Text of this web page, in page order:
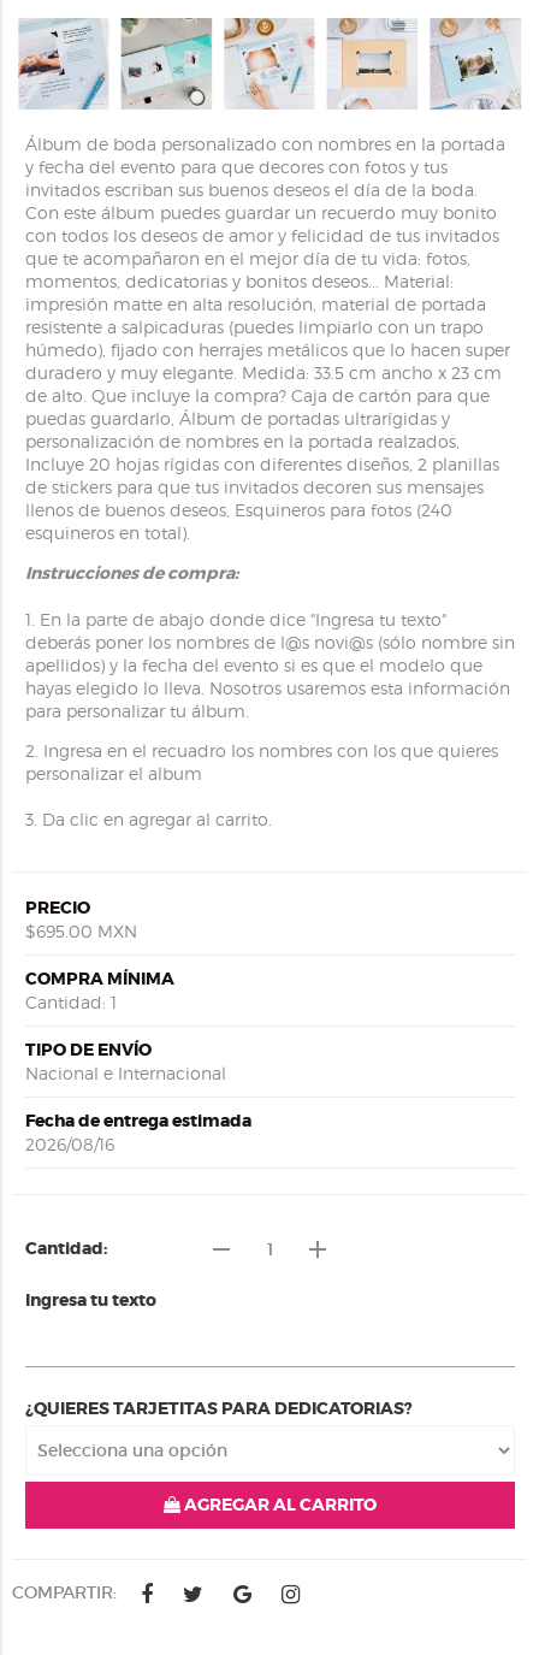
Álbum de boda personalizado con nombres en la portada
y fecha del evento para que decores con fotos y tus
invitados escriban sus buenos deseos el día de la boda.
Con este álbum puedes guardar un recuerdo muy bonito
con todos los deseos de amor y felicidad de tus invitados
que te acompañaron en el mejor día de tu vida: fotos,
momentos, dedicatorias y bonitos deseos... Material:
impresión matte en alta resolución, material de portada
resistente a salpicaduras (puedes limpiarlo con un trapo
húmedo), fijado con herrajes metálicos que lo hacen super
duradero y muy elegante. Medida: 33.5 cm ancho x 23 cm
de alto. Que incluye la compra? Caja de cartón para que
puedas guardarlo, Álbum de portadas ultrarígidas y
personalización de nombres en la portada realzados,
Incluye 20 hojas rígidas con diferentes diseños, 2 planillas
de stickers para que tus invitados decoren sus mensajes
llenos de buenos deseos, Esquineros para fotos (240
esquineros en total).
Instrucciones de compra:
1. En la parte de abajo donde dice "Ingresa tu texto"
deberás poner los nombres de l@s novi@s (sólo nombre sin
apellidos) y la fecha del evento si es que el modelo que
hayas elegido lo lleva. Nosotros usaremos esta información
para personalizar tu álbum.
2. Ingresa en el recuadro los nombres con los que quieres
personalizar el album
3. Da clic en agregar al carrito.
PRECIO
$695.00 MXN
COMPRA MÍNIMA
Cantidad: 1
TIPO DE ENVÍO
Nacional e Internacional
Fecha de entrega estimada
2026/08/16
Cantidad: remove add
Ingresa tu texto
¿QUIERES TARJETITAS PARA DEDICATORIAS?
AGREGAR AL CARRITO
COMPARTIR: